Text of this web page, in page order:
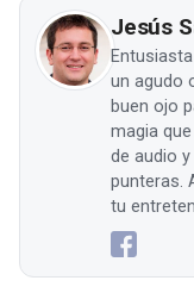
Jesús
un agudo
buen ojo
magia
de audio
punteras.
tu